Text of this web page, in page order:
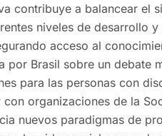
contribuye a balancear el
niveles de desarrollo
acceso al
por Brasil sobre un debate
para las personas con
organizaciones de la
nuevos paradigmas de